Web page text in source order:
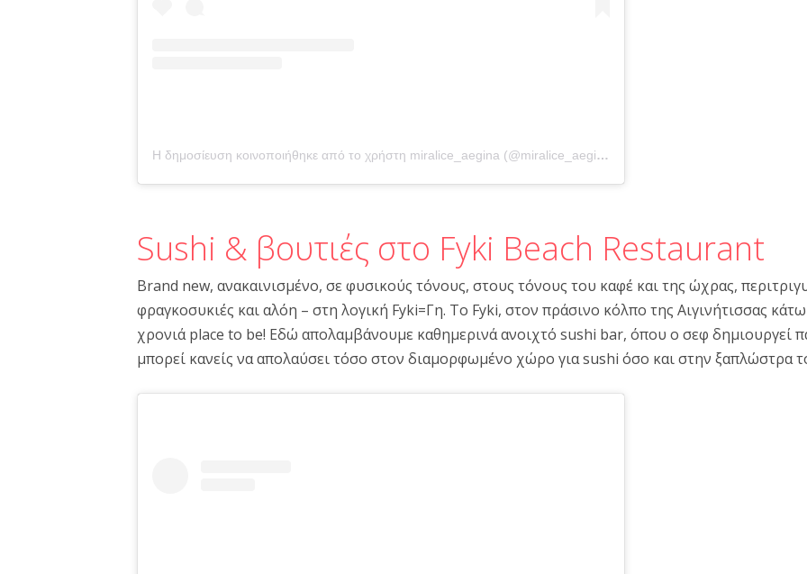
Η δημοσίευση κοινοποιήθηκε από το χρήστη miralice_aegina (@miralice_aegina)
Sushi & βουτιές στο Fyki Beach Restaurant
Brand new, ανακαινισμένο, σε φυσικούς τόνους, στους τόνους του καφέ και της ώχρας,
φραγκοσυκιές και αλόη – στη λογική Fyki=Γη. Το Fyki, στον πράσινο κόλπο της Αιγινήτισσας
χρονιά place to be! Εδώ απολαμβάνουμε καθημερινά ανοιχτό sushi bar, όπου ο σεφ δημιουργεί
μπορεί κανείς να απολαύσει τόσο στον διαμορφωμένο χώρο για sushi όσο και στην ξαπλώστρα